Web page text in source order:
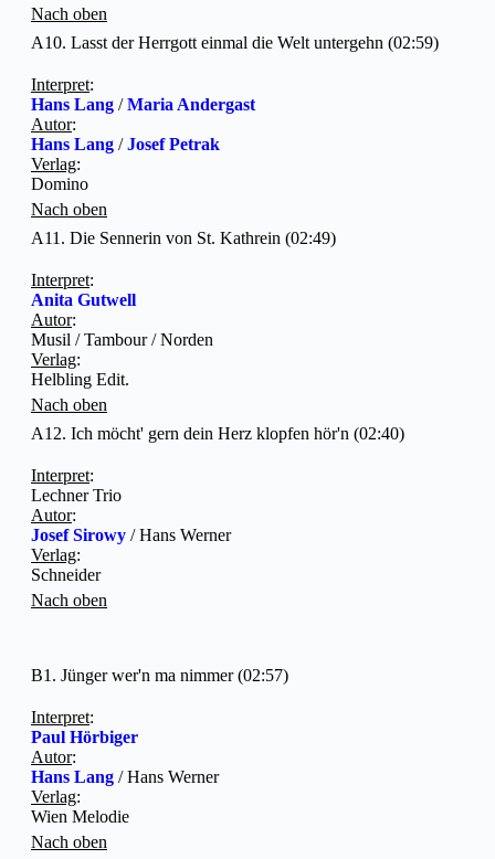
Nach oben
A10. Lasst der Herrgott einmal die Welt untergehn (02:59)
Interpret:
Hans Lang /Maria Andergast
Autor:
Hans Lang /Josef Petrak
Verlag:
Domino
Nach oben
A11. Die Sennerin von St. Kathrein (02:49)
Interpret:
Anita Gutwell
Autor:
Musil / Tambour / Norden
Verlag:
Helbling Edit.
Nach oben
A12. Ich möcht' gern dein Herz klopfen hör'n (02:40)
Interpret:
Lechner Trio
Autor:
Josef Sirowy / Hans Werner
Verlag:
Schneider
Nach oben
B1. Jünger wer'n ma nimmer (02:57)
Interpret:
Paul Hörbiger
Autor:
Hans Lang / Hans Werner
Verlag:
Wien Melodie
Nach oben